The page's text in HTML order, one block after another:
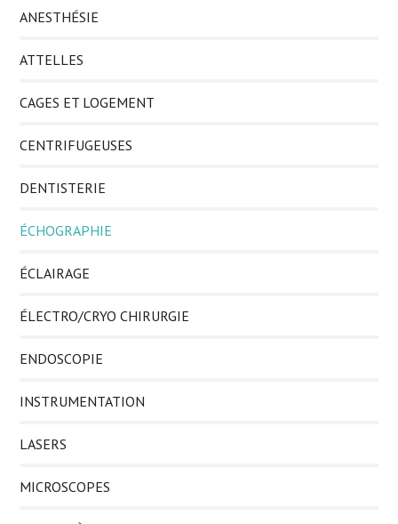
ANESTHÉSIE
ATTELLES
CAGES ET LOGEMENT
CENTRIFUGEUSES
DENTISTERIE
ÉCHOGRAPHIE
ÉCLAIRAGE
ÉLECTRO/CRYO CHIRURGIE
ENDOSCOPIE
INSTRUMENTATION
LASERS
MICROSCOPES